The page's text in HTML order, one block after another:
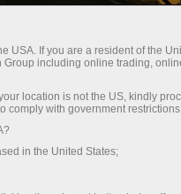
MISS INSTA ASIA 2019
RATU
ASIA
USA. If you are a resident of the
including online trading,
location is not the US, kindly
comply with government
in the United States;